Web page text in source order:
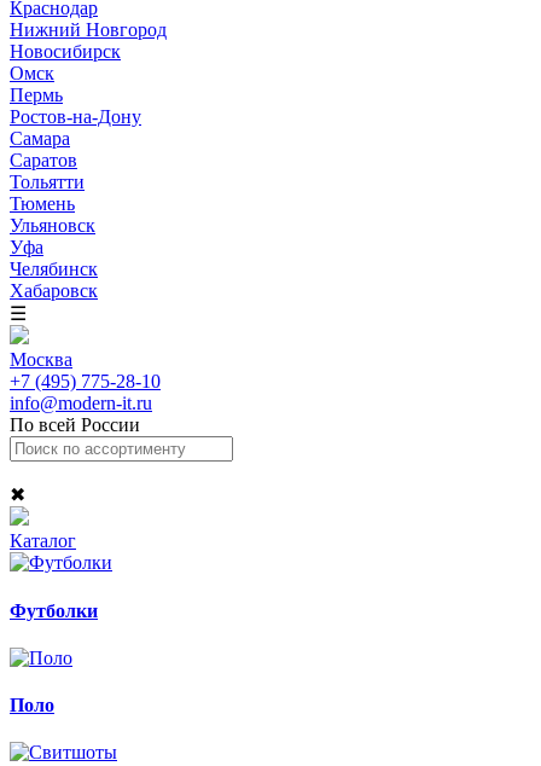
Краснодар
Нижний Новгород
Новосибирск
Омск
Пермь
Ростов-на-Дону
Самара
Саратов
Тольятти
Тюмень
Ульяновск
Уфа
Челябинск
Хабаровск
☰
Москва
+7 (495) 775-28-10
info@modern-it.ru
По всей России
✖
Каталог
Футболки
Поло